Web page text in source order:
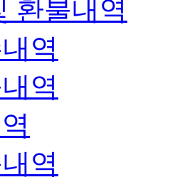
환불내역
역
역
역